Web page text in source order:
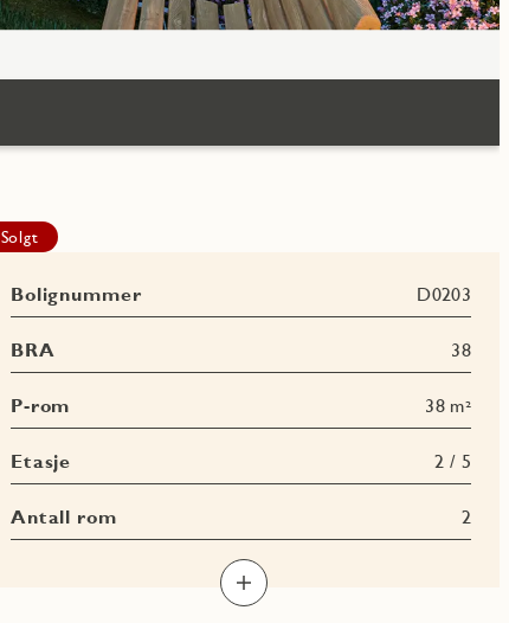
Solgt
Bolignummer D0203
BRA 38
P-rom 38 m²
Etasje 2 / 5
Antall rom 2